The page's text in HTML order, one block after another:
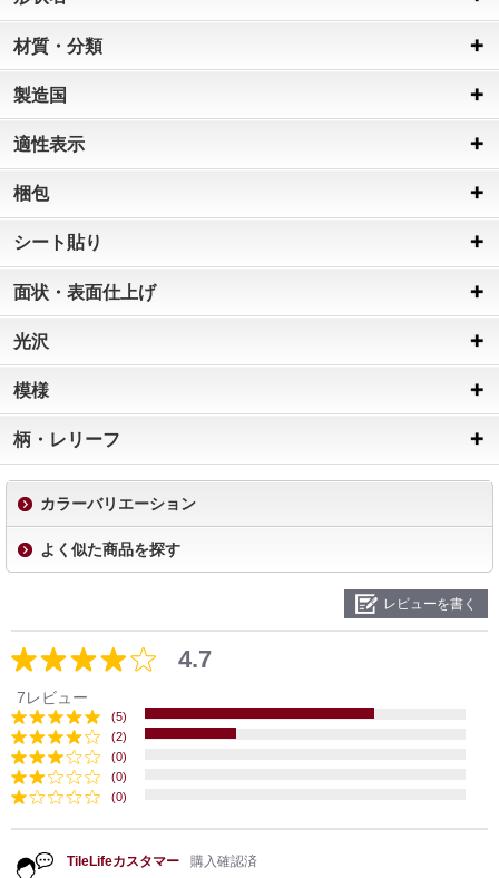
材質・分類
製造国
適性表示
梱包
シート貼り
面状・表面仕上げ
光沢
模様
柄・レリーフ
カラーバリエーション
よく似た商品を探す
レビューを書く
4.7
7レビュー
(5)
(2)
(0)
(0)
(0)
TileLifeカスタマー 購入確認済